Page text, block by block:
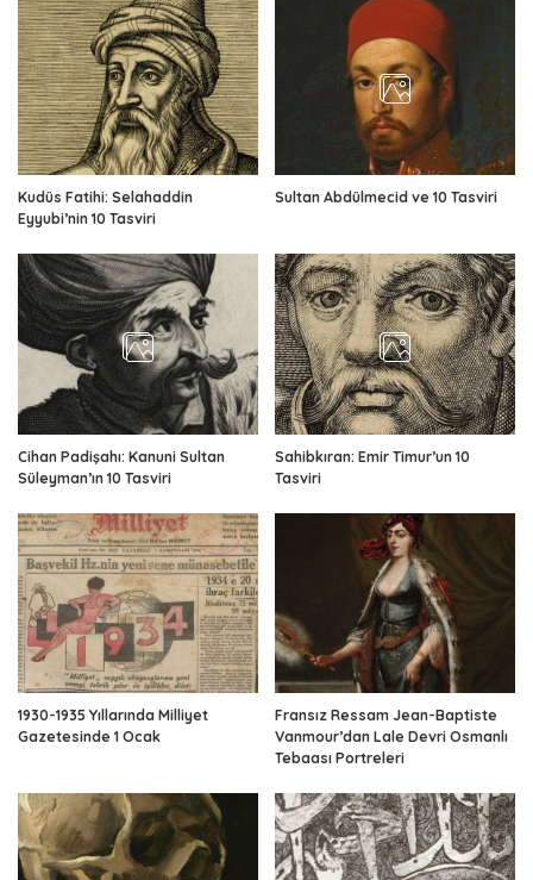
Kudüs Fatihi: Selahaddin
Eyyubi’nin 10 Tasviri
Sultan Abdülmecid ve 10 Tasviri
Cihan Padişahı: Kanuni Sultan
Süleyman’ın 10 Tasviri
Sahibkıran: Emir Timur’un 10
Tasviri
1930-1935 Yıllarında Milliyet
Gazetesinde 1 Ocak
Fransız Ressam Jean-Baptiste
Vanmour’dan Lale Devri Osmanlı
Tebaası Portreleri